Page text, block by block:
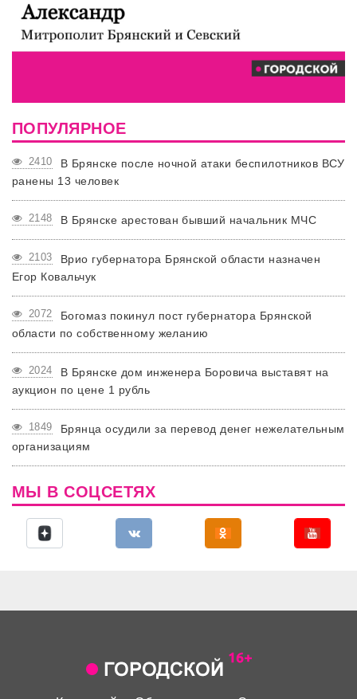
ПОПУЛЯРНОЕ
2410
В Брянске после ночной атаки беспилотников ВСУ
ранены 13 человек
2148 В Брянске арестован бывший начальник МЧС
2103
Врио губернатора Брянской области назначен
Егор Ковальчук
2072
Богомаз покинул пост губернатора Брянской
области по собственному желанию
2024
В Брянске дом инженера Боровича выставят на
аукцион по цене 1 рубль
1849
Брянца осудили за перевод денег нежелательным
организациям
МЫ В СОЦСЕТЯХ